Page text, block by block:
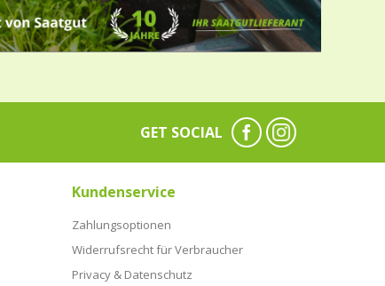
GET SOCIAL
Kundenservice
Zahlungsoptionen
Widerrufsrecht für Verbraucher
Privacy & Datenschutz